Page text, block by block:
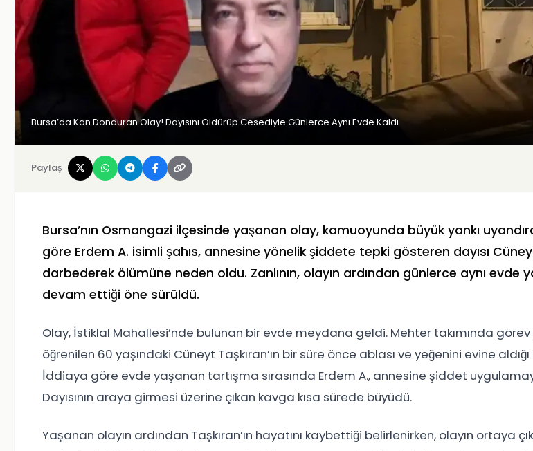
Bursa’da Kan Donduran Olay! Dayısını Öldürüp Cesediyle Günlerce Aynı Evde Kaldı
Paylaş
Bursa’nın Osmangazi ilçesinde yaşanan olay, kamuoyunda büyük yankı
göre Erdem A. isimli şahıs, annesine yönelik şiddete tepki gösteren dayısı Cüneyt
darbederek ölümüne neden oldu. Zanlının, olayın ardından günlerce aynı evde
devam ettiği öne sürüldü.
Olay, İstiklal Mahallesi’nde bulunan bir evde meydana geldi. Mehter takımında görev
öğrenilen 60 yaşındaki Cüneyt Taşkıran’ın bir süre önce ablası ve yeğenini evine
İddiaya göre evde yaşanan tartışma sırasında Erdem A., annesine şiddet
Dayısının araya girmesi üzerine çıkan kavga kısa sürede büyüdü.
Yaşanan olayın ardından Taşkıran’ın hayatını kaybettiği belirlenirken, olayın ortaya